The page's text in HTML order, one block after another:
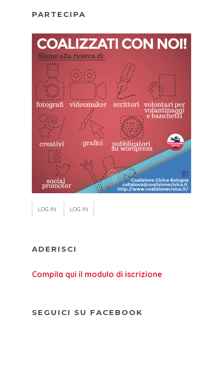
PARTECIPA
LOG IN LOG IN
ADERISCI
Compila qui il modulo di iscrizione
SEGUICI SU FACEBOOK